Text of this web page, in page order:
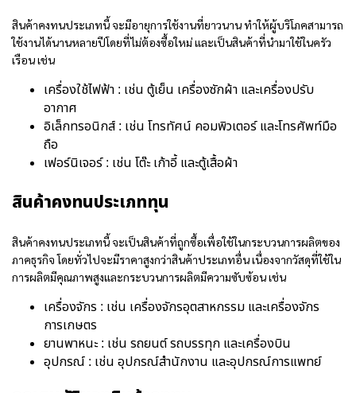
สินค้าคงทนประเภทนี้ จะมีอายุการใช้งานที่ยาวนาน ทำให้ผู้บริโภคสามารถ
ใช้งานได้นานหลายปีโดยที่ไม่ต้องซื้อใหม่ และเป็นสินค้าที่นำมาใช้ในครัว
เรือน เช่น
เครื่องใช้ไฟฟ้า : เช่น ตู้เย็น เครื่องซักผ้า และเครื่องปรับ
อากาศ
อิเล็กทรอนิกส์ : เช่น โทรทัศน์ คอมพิวเตอร์ และโทรศัพท์มือ
ถือ
เฟอร์นิเจอร์ : เช่น โต๊ะ เก้าอี้ และตู้เสื้อผ้า
สินค้าคงทนประเภททุน
สินค้าคงทนประเภทนี้ จะเป็นสินค้าที่ถูกซื้อเพื่อใช้ในกระบวนการผลิตของ
ภาคธุรกิจ โดยทั่วไปจะมีราคาสูงกว่าสินค้าประเภทอื่น เนื่องจากวัสดุที่ใช้ใน
การผลิตมีคุณภาพสูงและกระบวนการผลิตมีความซับซ้อน เช่น
เครื่องจักร : เช่น เครื่องจักรอุตสาหกรรม และเครื่องจักร
การเกษตร
ยานพาหนะ : เช่น รถยนต์ รถบรรทุก และเครื่องบิน
อุปกรณ์ : เช่น อุปกรณ์สำนักงาน และอุปกรณ์การแพทย์